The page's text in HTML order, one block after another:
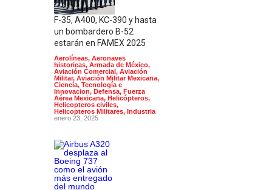
F-35, A400, KC-390 y hasta
un bombardero B-52
estarán en FAMEX 2025
Aerolíneas, Aeronaves
historicas, Armada de México,
Aviación Comercial, Aviación
Militar, Aviación Militar Mexicana,
Ciencia, Tecnología e
Innovacion, Defensa, Fuerza
Aérea Mexicana, Helicópteros,
Helicopteros civiles,
Helicopteros Militares, Industria
enero 23, 2025